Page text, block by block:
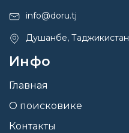
info@doru.tj
Душанбе, Таджикистан
Инфо
Главная
О поисковике
Контакты